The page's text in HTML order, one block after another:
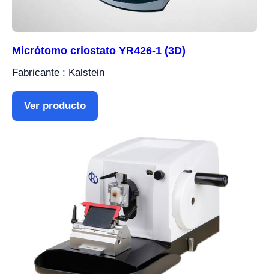
Micrótomo criostato YR426-1 (3D)
Fabricante : Kalstein
Ver producto